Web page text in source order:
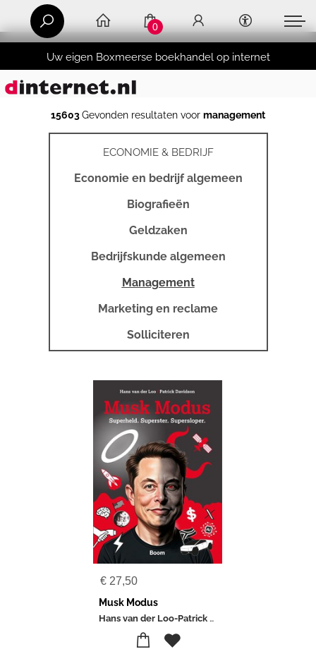
Uw eigen Boxmeerse boekhandel op internet
0
15603Gevonden resultaten voor management
ECONOMIE & BEDRIJF
Economie en bedrijf algemeen
Biografieën
Geldzaken
Bedrijfskunde algemeen
Management
Marketing en reclame
Solliciteren
€ 27,50
Musk Modus
Hans van der Loo-Patrick Davidson